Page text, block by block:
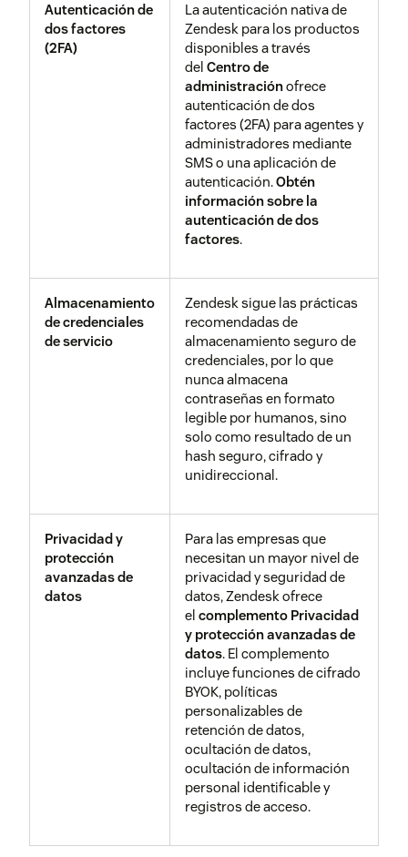
escalabilidad y protección de
AWS proporcionan una
protección más profunda
junto con nuestro uso de
servicios específicos de
DDoS de AWS.
El acceso a la red de
producción de Zendesk se
limita a una necesidad de
conocimiento explícita,
frecuentes y está controlado
por nuestro Equipo de
Operaciones. Los empleados
que acceden a la red de
producción de Zendesk
tienen que usar múltiples
factores de autenticación.
disponibles las 24 horas del
día, los 7 días de la semana,
que proporcionan cobertura
en materia de operaciones,
ingeniería de redes y
seguridad. Los empleados
reciben formación sobre los
procesos de respuesta a
incidentes de seguridad,
incluidos los canales de
comunicación y las vías de
remisión.
Programa de divulgación
responsable/recompensa
Nuestroprograma
de divulgación
responsableofrece
a los expertos en
seguridad y a los
suscriptores una
vía para probar y
notificar de forma
segura a Zendesk
las
conHackerOne.
Autenticación de
dos factores
(2FA)
La autenticación nativa de
Zendesk para los productos
disponibles a través
del Centro de
administraciónofrece
autenticación de dos
factores (2FA) para agentes y
administradores mediante
SMS o una aplicación de
autenticación.Obtén
información sobre la
autenticación de dos
factores.
Almacenamiento
de credenciales
de servicio
Zendesk sigue las prácticas
recomendadas de
almacenamiento seguro de
credenciales, por lo que
nunca almacena
contraseñas en formato
legible por humanos, sino
solo como resultado de un
hash seguro, cifrado y
unidireccional.
Privacidad y
protección
avanzadas de
datos
Para las empresas que
necesitan un mayor nivel de
privacidad y seguridad de
datos, Zendesk ofrece
el complemento Privacidad
y protección avanzadas de
datos. El complemento
incluye funciones de cifrado
BYOK, políticas
personalizables de
retención de datos,
ocultación de datos,
ocultación de información
personal identificable y
registros de acceso.